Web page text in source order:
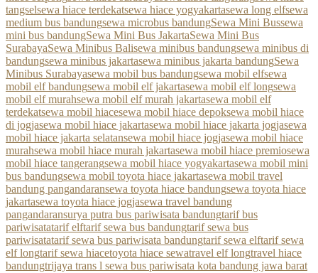
tangselsewa hiace terdekatsewa hiace yogyakartasewa long elfsewa
medium bus bandungsewa microbus bandungSewa Mini Bussewa
mini bus bandungSewa Mini Bus JakartaSewa Mini Bus
SurabayaSewa Minibus Balisewa minibus bandungsewa minibus di
bandungsewa minibus jakartasewa minibus jakarta bandungSewa
Minibus Surabayasewa mobil bus bandungsewa mobil elfsewa
mobil elf bandungsewa mobil elf jakartasewa mobil elf longsewa
mobil elf murahsewa mobil elf murah jakartasewa mobil elf
terdekatsewa mobil hiacesewa mobil hiace depoksewa mobil hiace
di jogjasewa mobil hiace jakartasewa mobil hiace jakarta jogjasewa
mobil hiace jakarta selatansewa mobil hiace jogjasewa mobil hiace
murahsewa mobil hiace murah jakartasewa mobil hiace premiosewa
mobil hiace tangerangsewa mobil hiace yogyakartasewa mobil mini
bus bandungsewa mobil toyota hiace jakartasewa mobil travel
bandung pangandaransewa toyota hiace bandungsewa toyota hiace
jakartasewa toyota hiace jogjasewa travel bandung
pangandaransurya putra bus pariwisata bandungtarif bus
pariwisatatarif elftarif sewa bus bandungtarif sewa bus
pariwisatatarif sewa bus pariwisata bandungtarif sewa elftarif sewa
elf longtarif sewa hiacetoyota hiace sewatravel elf longtravel hiace
bandungtrijaya trans l sewa bus pariwisata kota bandung jawa barat